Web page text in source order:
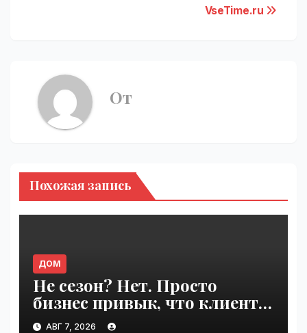
VseTime.ru
От
Похожая запись
ДОМ
Не сезон? Нет. Просто
бизнес привык, что клиенты
сами приходят | VseTime.ru
АВГ 7, 2026